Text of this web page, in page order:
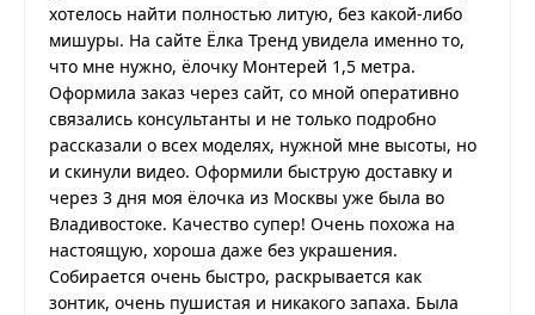
хотелось найти полностью литую, без какой-либо
мишуры. На сайте Ёлка Тренд увидела именно то,
что мне нужно, ёлочку Монтерей 1,5 метра.
Оформила заказ через сайт, со мной оперативно
связались консультанты и не только подробно
рассказали о всех моделях, нужной мне высоты, но
и скинули видео. Оформили быструю доставку и
через 3 дня моя ёлочка из Москвы уже была во
Владивостоке. Качество супер! Очень похожа на
настоящую, хороша даже без украшения.
Собирается очень быстро, раскрывается как
зонтик, очень пушистая и никакого запаха. Была